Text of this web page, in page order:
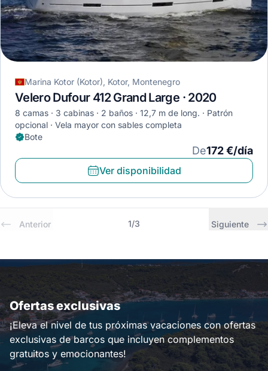
Marina Kotor (Kotor), Kotor, Montenegro
Velero Dufour 412 Grand Large · 2020
8 camas 3 cabinas 2 baños 12,7 m de long.
Patrón
opcional
Vela mayor con sables completa
Bote
De172 €/día
Ver disponibilidad
Anterior 1/3 Siguiente
Ofertas exclusivas
¡Eleva el nivel de tus próximas vacaciones con ofertas
exclusivas de barcos que incluyen complementos
gratuitos y emocionantes!